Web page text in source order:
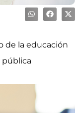
de la educación
pública